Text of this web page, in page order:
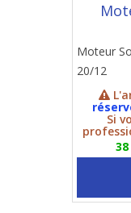
Moteur
20/12
Si